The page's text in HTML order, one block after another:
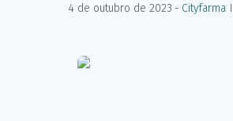
4 de outubro de 2023 Cityfarma